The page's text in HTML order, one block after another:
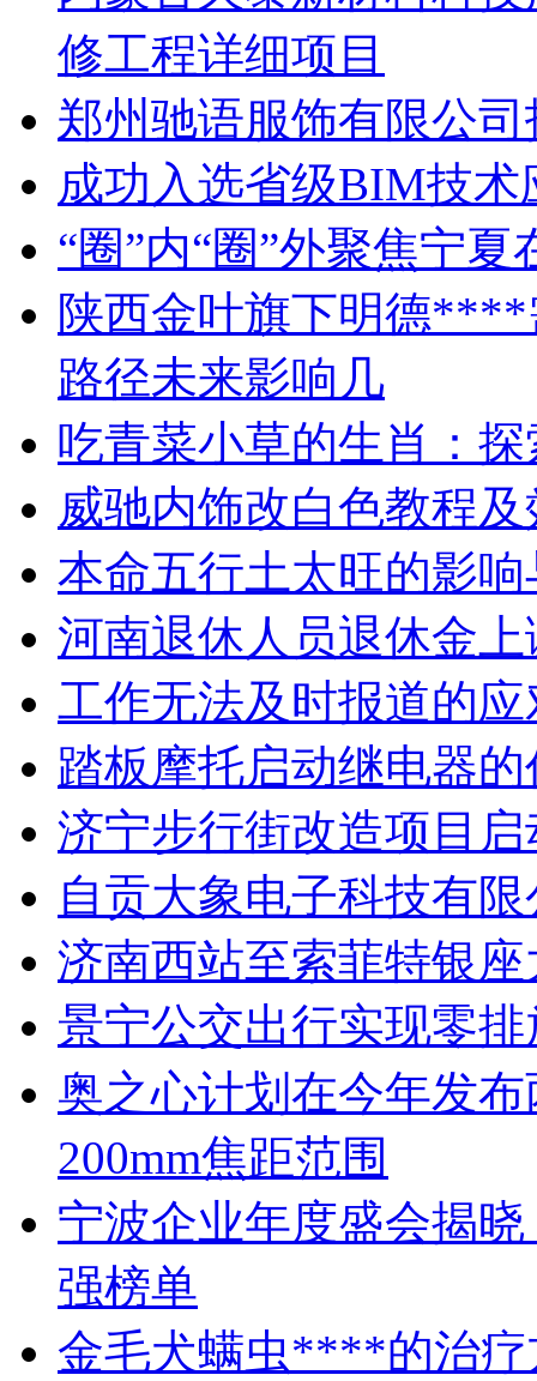
修工程详细项目
郑州驰语服饰有限公
成功入选省级BIM技
“圈”内“圈”外聚焦宁
陕西金叶旗下明德
路径未来影响几
吃青菜小草的生肖：
威驰内饰改白色教程
本命五行土太旺的影
河南退休人员退休金
工作无法及时报道的
踏板摩托启动继电器
济宁步行街改造项目
自贡大象电子科技有
济南西站至索菲特银
景宁公交出行实现零
奥之心计划在今年发
200mm焦距范围
宁波企业年度盛会揭
强榜单
金毛犬螨虫****的治疗